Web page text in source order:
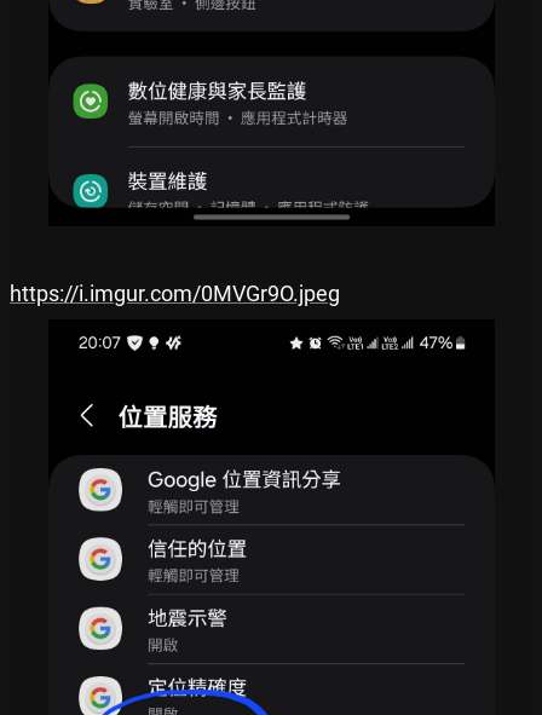
https://i.imgur.com/0MVGr9O.jpeg